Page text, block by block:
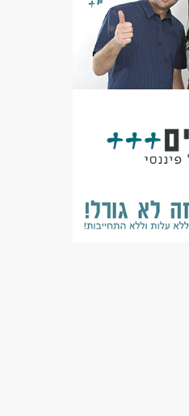
ילד נוסף מאותה המשפחה
זכאים שמחכים לחונכות –
כסף!
עבודה ללא ניסיון